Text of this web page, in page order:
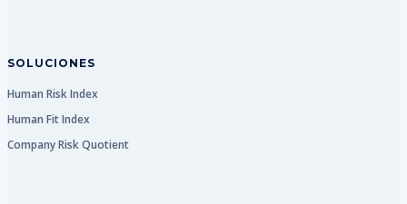
SOLUCIONES
Human Risk Index
Human Fit Index
Company Risk Quotient